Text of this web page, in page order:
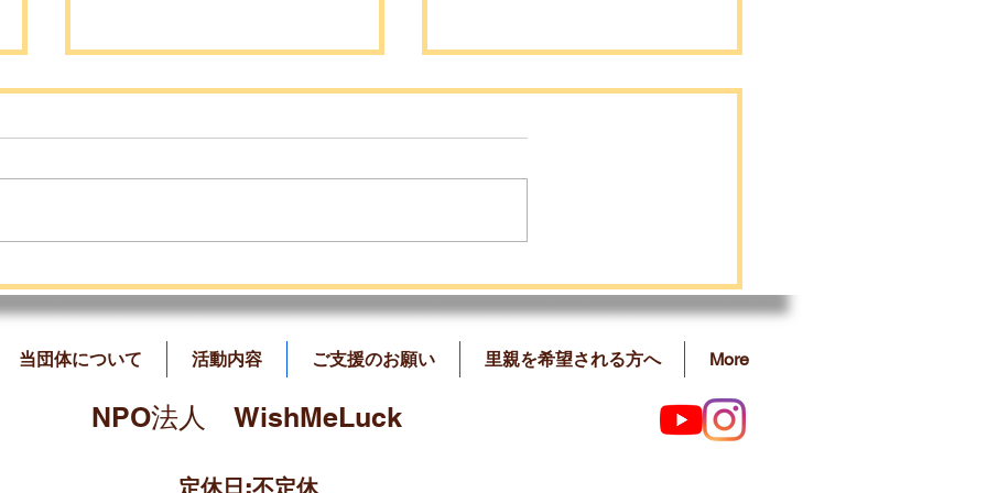
しました❗️
当団体について 活動内容 ご支援のお願い 里親を希望される方へ More
​NPO法人 WishMeLuck
定休日:不定休